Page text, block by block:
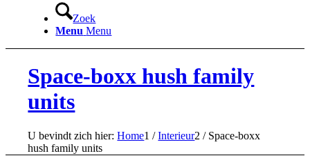
Zoek
Menu Menu
Space-boxx hush family
units
U bevindt zich hier: Home1 / Interieur2 / Space-boxx
hush family units